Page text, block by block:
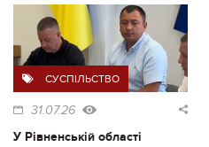
СУСПІЛЬСТВО
31.07.26
У Рівненській області